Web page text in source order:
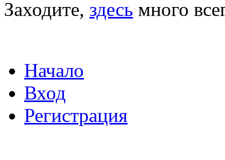
Заходите, здесь много
Начало
Вход
Регистрация